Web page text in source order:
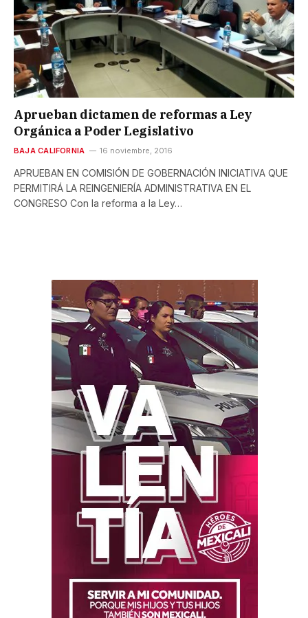
Aprueban dictamen de reformas a Ley
Orgánica a Poder Legislativo
BAJA CALIFORNIA 16 noviembre, 2016
APRUEBAN EN COMISIÓN DE GOBERNACIÓN INICIATIVA QUE
PERMITIRÁ LA REINGENIERÍA ADMINISTRATIVA EN EL
CONGRESO Con la reforma a la Ley…